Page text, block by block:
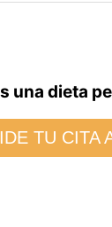
una dieta
TU CITA